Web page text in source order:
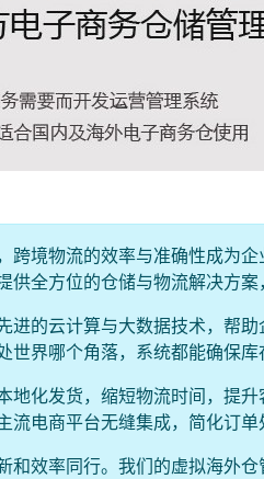
跨境物流的效率与准确性成为
全方位的仓储与物流解决方案
进的云计算与大数据技术，帮
界哪个角落，系统都能确保
地化发货，缩短物流时间，提
电商平台无缝集成，简化订单
和效率同行。我们的虚拟海外